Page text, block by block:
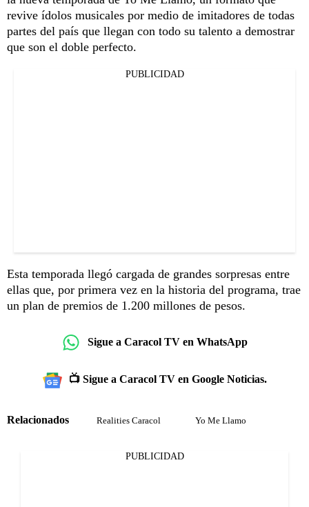
revive ídolos musicales por medio de imitadores de todas
partes del país que llegan con todo su talento a demostrar
que son el doble perfecto.
PUBLICIDAD
Esta temporada llegó cargada de grandes sorpresas entre
ellas que, por primera vez en la historia del programa, trae
un plan de premios de 1.200 millones de pesos.
Sigue a Caracol TV en WhatsApp
📺 Sigue a Caracol TV en Google Noticias.
Relacionados Realities Caracol Yo Me Llamo
PUBLICIDAD